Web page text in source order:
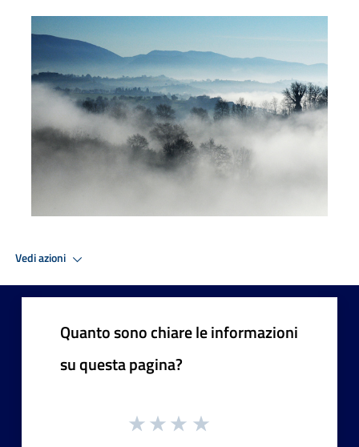
IMG_GALLERIA890711
Vedi azioni
Quanto sono chiare le informazioni
su questa pagina?